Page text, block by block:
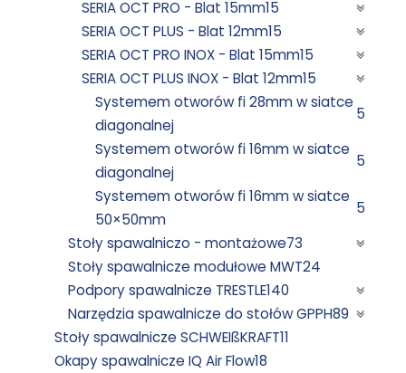
SERIA OCT PRO - Blat 15mm15
SERIA OCT PLUS - Blat 12mm15
SERIA OCT PRO INOX - Blat 15mm15
SERIA OCT PLUS INOX - Blat 12mm15
Systemem otworów fi 28mm w siatce
diagonalnej
5
Systemem otworów fi 16mm w siatce
diagonalnej
5
Systemem otworów fi 16mm w siatce
50×50mm
5
Stoły spawalniczo - montażowe73
Stoły spawalnicze modułowe MWT24
Podpory spawalnicze TRESTLE140
Narzędzia spawalnicze do stołów GPPH89
Stoły spawalnicze SCHWEIßKRAFT11
Okapy spawalnicze IQ Air Flow18